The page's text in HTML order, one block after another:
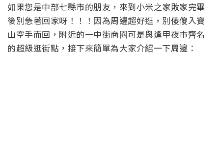
如果您是中部七縣市的朋友，來到小米之家敗家完畢
後別急著回家呀！！！因為周邊超好逛，別傻傻入寶
山空手而回，附近的一中街商圈可是與逢甲夜市齊名
的超級逛街點，接下來簡單為大家介紹一下周邊：